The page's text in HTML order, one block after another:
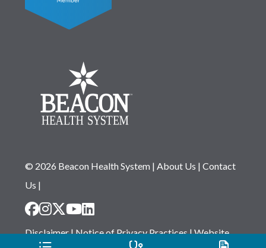
© 2026 Beacon Health System| About Us | Contact
Us |
Disclaimer|Notice of Privacy Practices|Website